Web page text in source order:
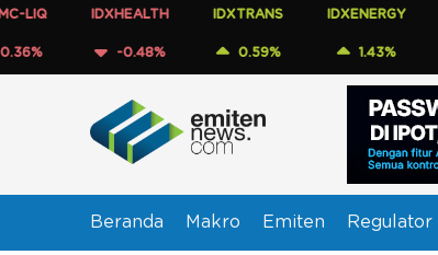
IDXHEALTH
-0.48%
IDXTRANS
0.59%
IDXENERGY
-
Beranda Makro Emiten Regulator